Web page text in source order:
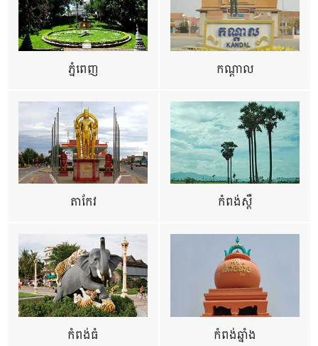
ភ្នំពេញ កណ្តាល
តាកែវ កំពង់ស្ពឺ
កំពង់ធំ កំពង់ឆ្នាំង